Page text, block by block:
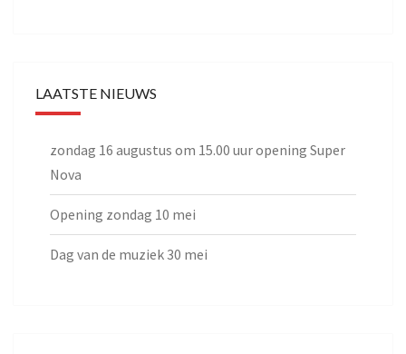
LAATSTE NIEUWS
zondag 16 augustus om 15.00 uur opening Super
Nova
Opening zondag 10 mei
Dag van de muziek 30 mei